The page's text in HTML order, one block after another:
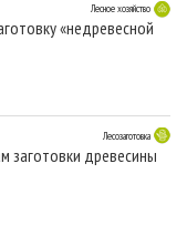
Лесное хозяйство
«недревесной
Лесозаготовка
заготовки древесины